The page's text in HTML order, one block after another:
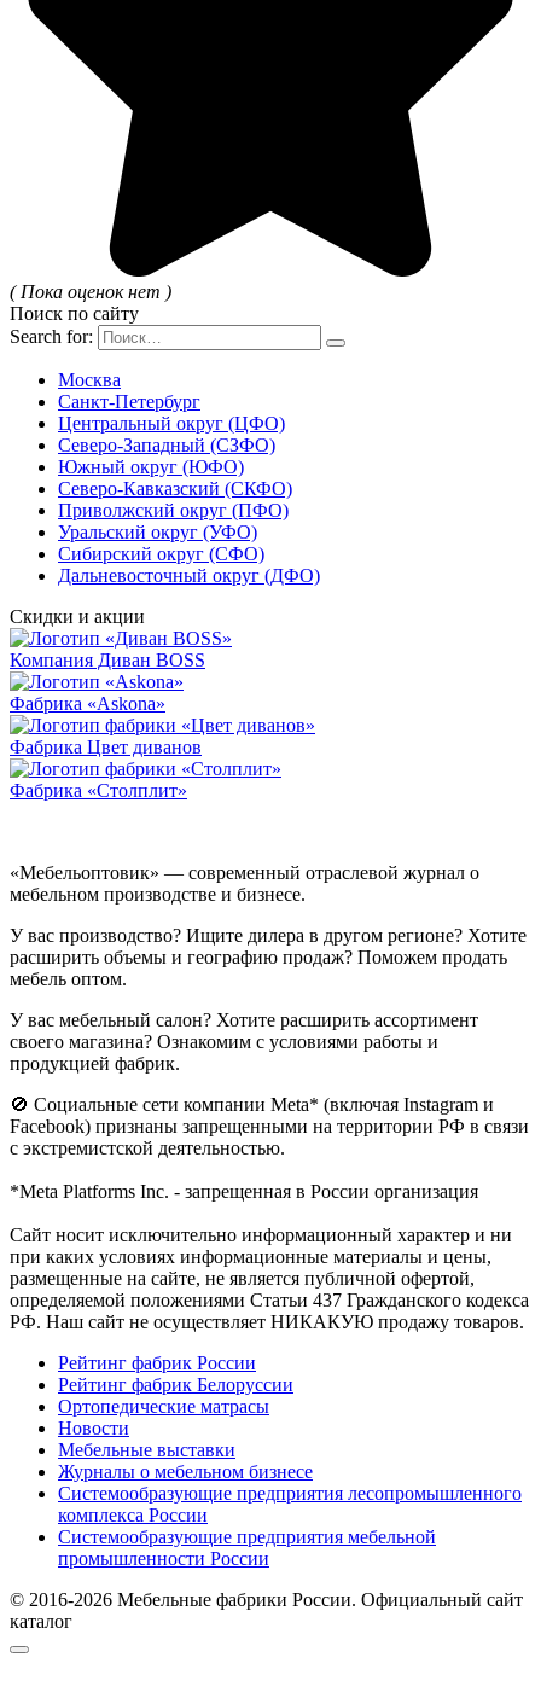
( Пока оценок нет )
Поиск по сайту
Search for:
Москва
Санкт-Петербург
Центральный округ (ЦФО)
Северо-Западный (СЗФО)
Южный округ (ЮФО)
Северо-Кавказский (СКФО)
Приволжский округ (ПФО)
Уральский округ (УФО)
Сибирский округ (СФО)
Дальневосточный округ (ДФО)
Скидки и акции
Компания Диван BOSS
Фабрика «Askona»
Фабрика Цвет диванов
Фабрика «Столплит»
«Мебельоптовик» — современный отраслевой журнал о
мебельном производстве и бизнесе.
У вас производство? Ищите дилера в другом регионе? Хотите
расширить объемы и географию продаж? Поможем продать
мебель оптом.
У вас мебельный салон? Хотите расширить ассортимент
своего магазина? Ознакомим с условиями работы и
продукцией фабрик.
🚫 Социальные сети компании Meta* (включая Instagram и
Facebook) признаны запрещенными на территории РФ в связи
с экстремистской деятельностью.
*Meta Platforms Inc. - запрещенная в России организация
Cайт носит исключительно информационный характер и ни
при каких условиях информационные материалы и цены,
размещенные на сайте, не является публичной офертой,
определяемой положениями Статьи 437 Гражданского кодекса
РФ. Наш сайт не осуществляет НИКАКУЮ продажу товаров.
Рейтинг фабрик России
Рейтинг фабрик Белоруссии
Ортопедические матрасы
Новости
Мебельные выставки
Журналы о мебельном бизнесе
Системообразующие предприятия лесопромышленного
комплекса России
Системообразующие предприятия мебельной
промышленности России
© 2016-2026 Мебельные фабрики России. Официальный сайт
каталог